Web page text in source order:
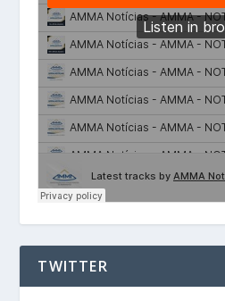
TWITTER